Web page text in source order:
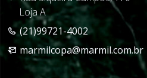
Loja A
(21)99721-4002
marmilcopa@marmil.com.br